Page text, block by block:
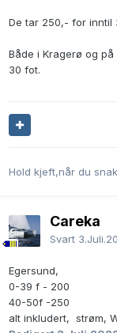
De tar 250,- for inntil
Både i Kragerø og
30 fot.
Hold kjeft,når du
Careka
Svart
Egersund,
0-39 f - 200
40-50f -250
alt inkludert, strøm,